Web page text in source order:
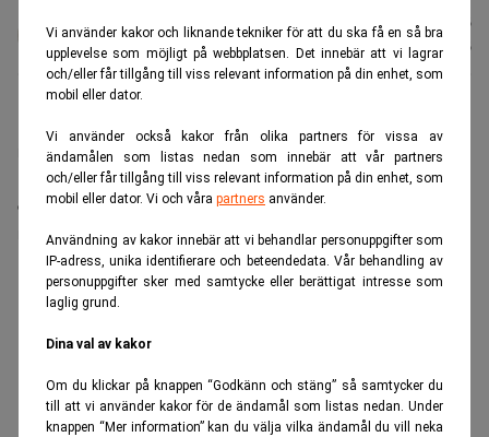
Vi använder kakor och liknande tekniker för att du ska få en så bra
upplevelse som möjligt på webbplatsen. Det innebär att vi lagrar
och/eller får tillgång till viss relevant information på din enhet, som
mobil eller dator.
Vi använder också kakor från olika partners för vissa av
ändamålen som listas nedan som innebär att vår partners
och/eller får tillgång till viss relevant information på din enhet, som
mobil eller dator. Vi och våra partners använder.
Användning av kakor innebär att vi behandlar personuppgifter som
IP-adress, unika identifierare och beteendedata. Vår behandling av
personuppgifter sker med samtycke eller berättigat intresse som
laglig grund.
Dina val av kakor
Om du klickar på knappen “Godkänn och stäng” så samtycker du
till att vi använder kakor för de ändamål som listas nedan. Under
knappen “Mer information” kan du välja vilka ändamål du vill neka
Karin
Andersen
Publicerad:
12 juli 2026
Uppdaterad:12 juli 2026
BMW slår larm om att deras tidigare partner Avtotor
nu bygger och säljer BMW‑modeller utan tillstånd i
Ryssland. Bilarna saknar märkets kvalitetskontroll,
certifiering och digitala system – men köps ändå av
ryska kunder.
ANNONS